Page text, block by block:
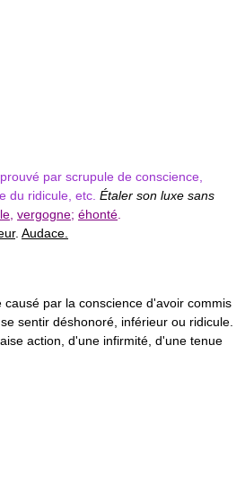
par scrupule de conscience,
du ridicule, etc. Étaler son luxe sans
vergogne; éhonté
. Audace.
causé par la conscience d'avoir commis
sentir déshonoré, inférieur ou ridicule.
action, d'une infirmité, d'une tenue